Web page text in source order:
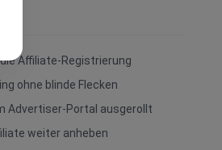
Affiliate-Registrierung
ohne blinde Flecken
Advertiser-Portal ausgerollt
weiter anheben